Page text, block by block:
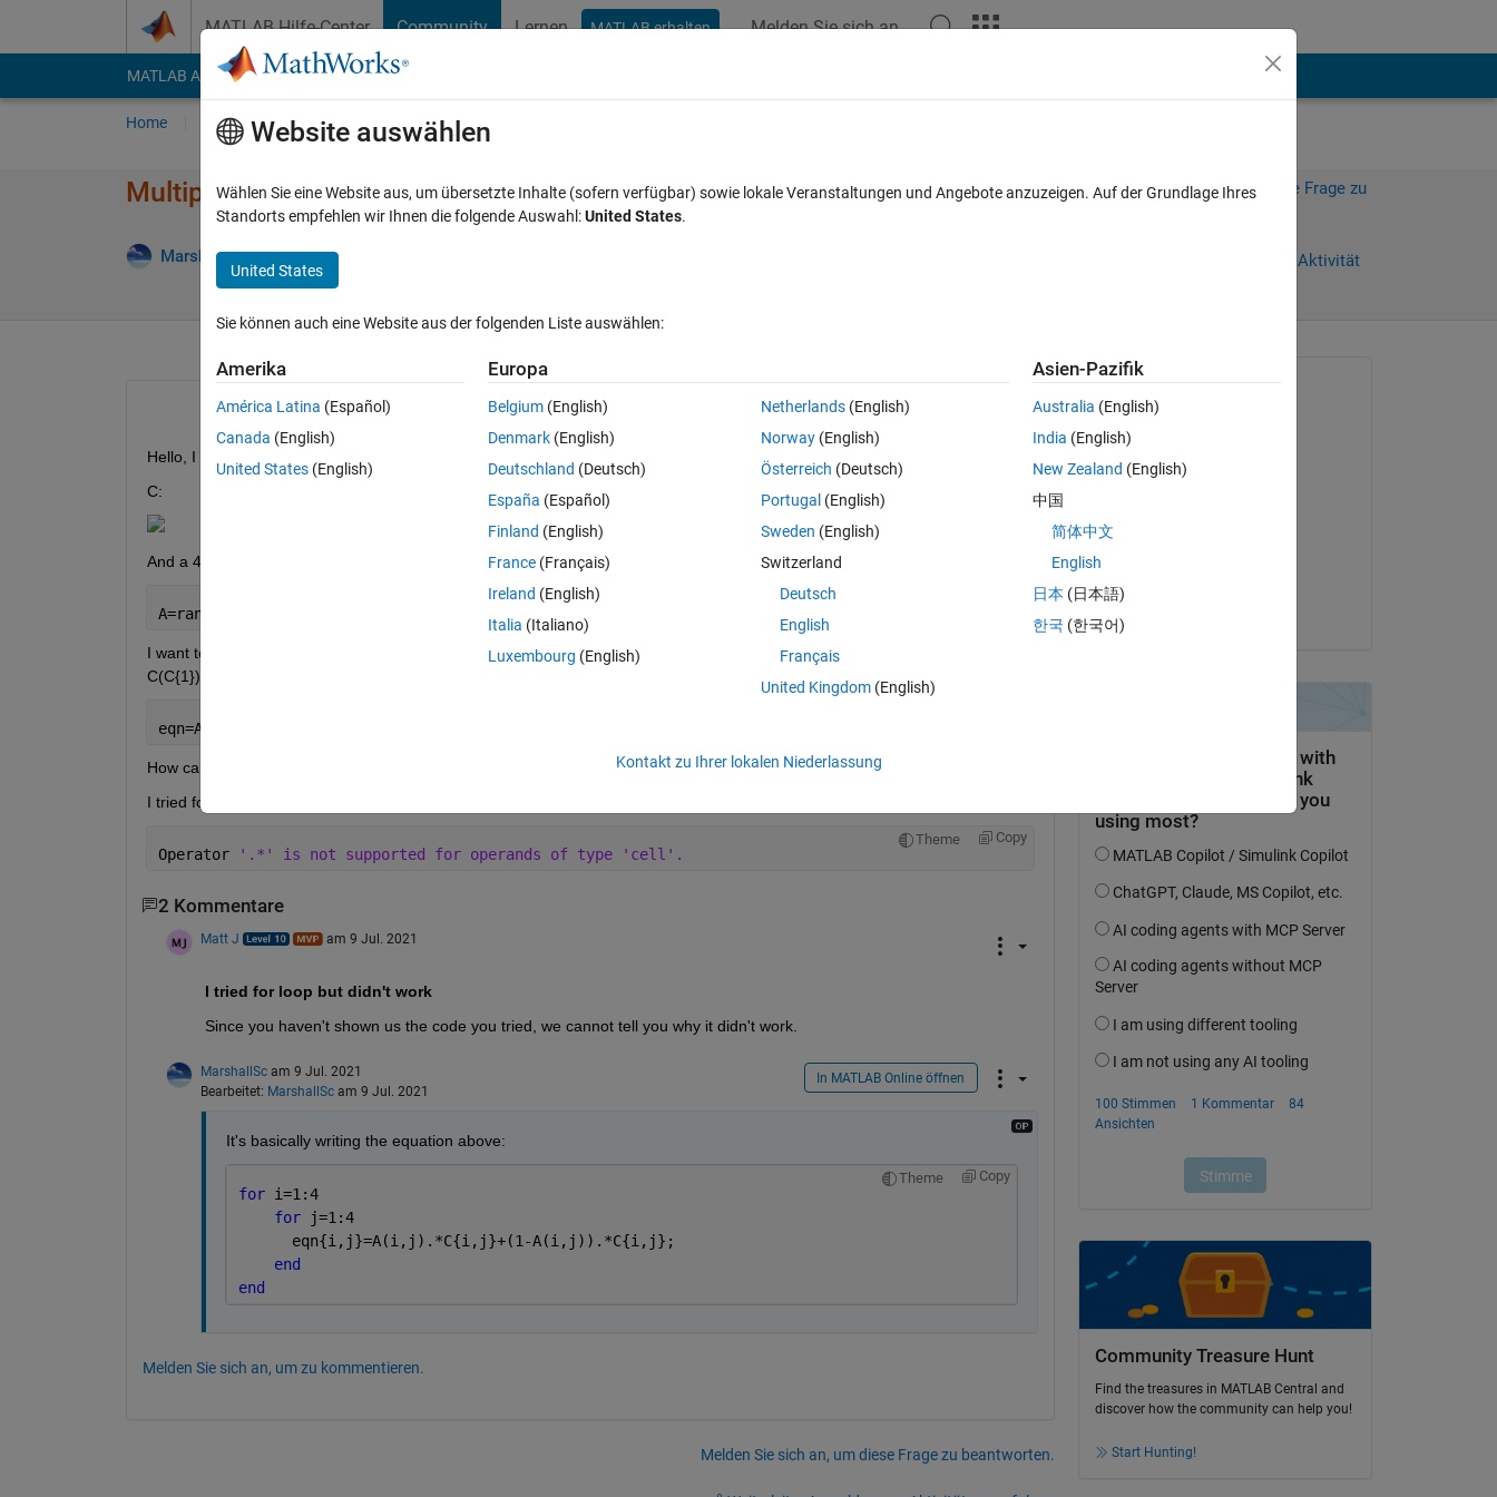
MATLAB Hilfe-Center Community Lernen MATLAB erhalten Melden Sie sich an
MATLAB Answers File Exchange Cody
Home Fragen Antworten Durchsuchen
Multiply a cell array with a matrix in an equation
MarshallSc 9 Jul. 2021
Melden Sie sich an, um diese Frage zu
Anmelden, um Aktivität
Ältere Kommentare anzeigen
In MATLAB Online öffnen 0 Stimmen
Hello, I have a cell array like below (let's call it C).
C:
And a 4*4 matrix for example:
A=rand(4,4);
I want to multiply these arguments (multiply the first component of A (A(1,1)) to all the values in the first component of
C(C{1})) in an equation such that:
eqn=A*C + (1-A)*C
How can I do this?
I tried for loop but didn't work. I also tried to just use element wise multiplication but didn't work either, I get the error below:
Theme Copy
Operator '.*' is not supported for operands of type 'cell'.
2 Kommentare
Matt J am 9 Jul. 2021
I tried for loop but didn't work
Since you haven't shown us the code you tried, we cannot tell you why it didn't work.
MarshallSc am 9 Jul. 2021
Bearbeitet: MarshallSc am 9 Jul. 2021
In MATLAB Online öffnen
It's basically writing the equation above:
Theme Copy
for i=1:4
for
j=1:4
      eqn{i,j}=A(i,j).*C{i,j}+(1-A(i,j)).*C{i,j};
end
end
Melden Sie sich an, um zu kommentieren.
Melden Sie sich an, um diese Frage zu beantworten.
MarshallSc
am 9 Jul. 2021
am 9 Jul. 2021
Akzeptiert:
Community Treasure Hunt
Find the treasures in MATLAB Central and
discover how the community can help you!
Start Hunting!
Website auswählen
Wählen Sie eine Website aus, um übersetzte Inhalte (sofern verfügbar) sowie lokale Veranstaltungen und Angebote anzuzeigen. Auf der Grundlage Ihres
Standorts empfehlen wir Ihnen die folgende Auswahl:United States.
United States
Sie können auch eine Website aus der folgenden Liste auswählen:
Amerika
América Latina (Español)
Canada (English)
United States (English)
Europa
Belgium (English)
Denmark (English)
Deutschland (Deutsch)
España (Español)
Finland (English)
France (Français)
Ireland (English)
Italia (Italiano)
Luxembourg (English)
Netherlands(English)
Norway(English)
Österreich (Deutsch)
Portugal (English)
Sweden (English)
Switzerland
Deutsch
English
Français
United Kingdom(English)
Asien-Pazifik
Australia (English)
India (English)
New Zealand (English)
中国
简体中文
English
日本 (日本語)
한국 (한국어)
Kontakt zu Ihrer lokalen Niederlassung